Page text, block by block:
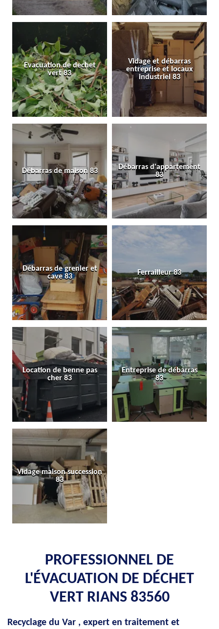
Evacuation de dechet
vert 83
Vidage et débarras
entreprise et locaux
industriel 83
Débarras de maison 83
Débarras d'appartement
83
Débarras de grenier et
cave 83
Ferrailleur 83
Location de benne pas
cher 83
Entreprise de débarras
83
Vidage maison succession
83
PROFESSIONNEL DE
L'ÉVACUATION DE DÉCHET
VERT RIANS 83560
Recyclage du Var , expert en traitement et